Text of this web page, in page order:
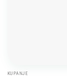
KUPANJE